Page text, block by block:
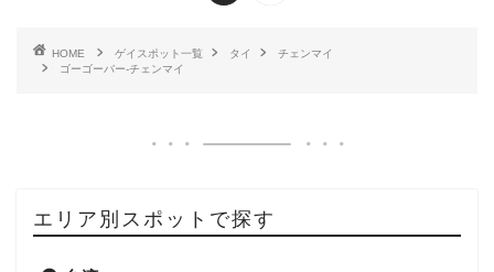
HOME ゲイスポット一覧 タイ
チェンマイ
ゴーゴーバー-チェンマイ
エリア別スポットで探す